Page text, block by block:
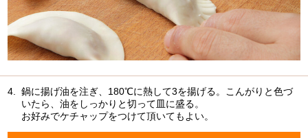
4.
鍋に揚げ油を注ぎ、180℃に熱して3を揚げる。こんがりと色づ
いたら、油をしっかりと切って皿に盛る。
お好みでケチャップをつけて頂いてもよい。